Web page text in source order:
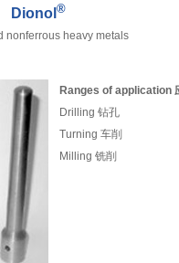
Dionol ®
nonferrous heavy metals
Ranges of application
Drilling 钻孔
Turning 车削
Milling 铣削